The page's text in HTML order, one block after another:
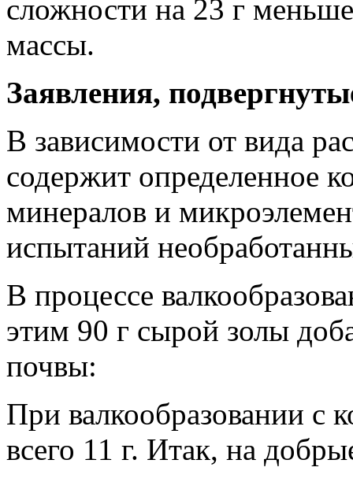
сложности на 23 г
массы.
Заявления,
В зависимости от вида
содержит определенное
минералов и
испытаний
В процессе
этим 90 г сырой золы
почвы:
При валкообразовании с
всего 11 г. Итак, на